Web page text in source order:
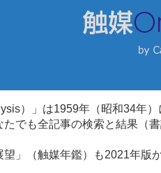
）」は1959年（昭和34年
でも全記事の検索と結果（
望」（触媒年鑑）も2021年